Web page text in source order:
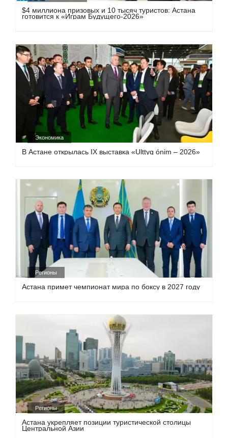
$4 миллиона призовых и 10 тысяч туристов: Астана
готовится к «Играм Будущего-2026»
Экономика
В Астане открылась IX выставка «Ulttyq ónim – 2026»
Регионы
Астана примет чемпионат мира по боксу в 2027 году
Регионы
Астана укрепляет позиции туристической столицы
Центральной Азии